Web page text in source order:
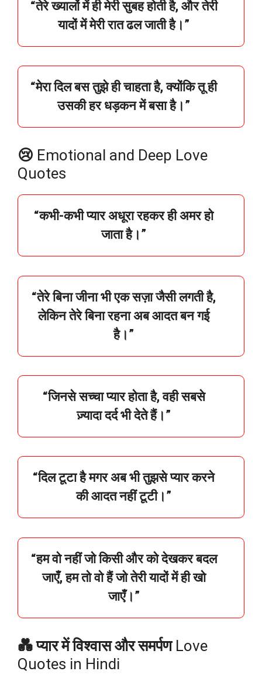
“तेरेख्यालोंमेंहीमेरीसुबहहोतीहै, औरतेरी
यादोंमेंमेरीरातढलजातीहै।”
“मेरादिलबसतुझेहीचाहताहै,क्योंकितूही
उसकीहर धड़कनमेंबसाहै।”
😢 Emotional and Deep Love
Quotes
“कभी-कभीप्यारअधूरारहकरहीअमरहो
जाताहै।”
“तेरेबिनाजीनाभीएकसज़ाजैसीलगतीहै,
लेकिनतेरेबिनारहनाअबआदतबनगई
है।”
“जिनसे सच्चा प्यार होता है, वही सबसे
ज़्यादा दर्द भी देते हैं।”
“दिलटूटाहैमगरअबभीतुझसेप्यारकरने
कीआदतनहींटूटी।”
“हमवोनहींजोकिसीऔरकोदेखकरबदल
जाएँ,हमतोवोहैंजोतेरीयादोंमेंहीखो
जाएँ।”
💑प्यार में विश्वास और समर्पणLove
Quotes in Hindi